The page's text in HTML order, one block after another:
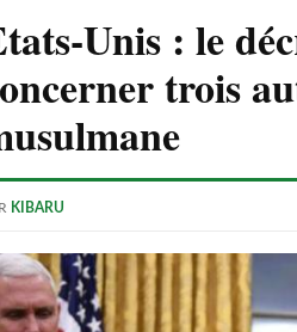
Unis : le
trois
KIBARU